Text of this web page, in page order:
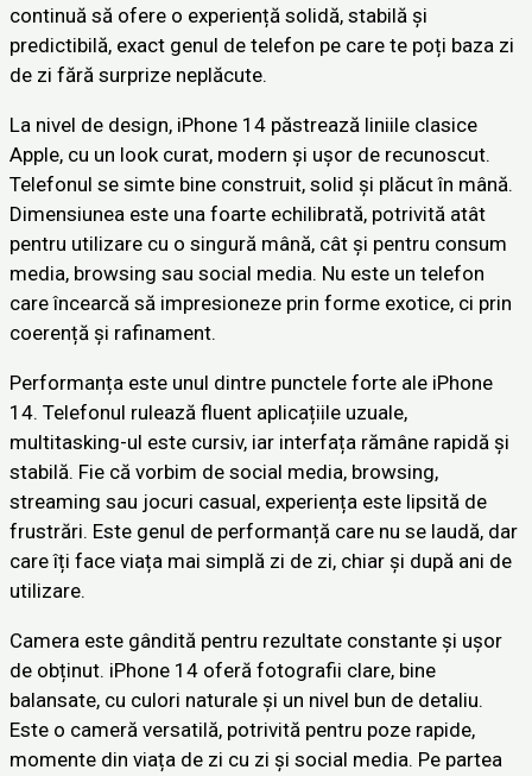
continuă să ofere o experiență solidă, stabilă și
predictibilă, exact genul de telefon pe care te poți baza zi
de zi fără surprize neplăcute.
La nivel de design, iPhone 14 păstrează liniile clasice
Apple, cu un look curat, modern și ușor de recunoscut.
Telefonul se simte bine construit, solid și plăcut în mână.
Dimensiunea este una foarte echilibrată, potrivită atât
pentru utilizare cu o singură mână, cât și pentru consum
media, browsing sau social media. Nu este un telefon
care încearcă să impresioneze prin forme exotice, ci prin
coerență și rafinament.
Performanța este unul dintre punctele forte ale iPhone
14. Telefonul rulează fluent aplicațiile uzuale,
multitasking-ul este cursiv, iar interfața rămâne rapidă și
stabilă. Fie că vorbim de social media, browsing,
streaming sau jocuri casual, experiența este lipsită de
frustrări. Este genul de performanță care nu se laudă, dar
care îți face viața mai simplă zi de zi, chiar și după ani de
utilizare.
Camera este gândită pentru rezultate constante și ușor
de obținut. iPhone 14 oferă fotografii clare, bine
balansate, cu culori naturale și un nivel bun de detaliu.
Este o cameră versatilă, potrivită pentru poze rapide,
momente din viața de zi cu zi și social media. Pe partea